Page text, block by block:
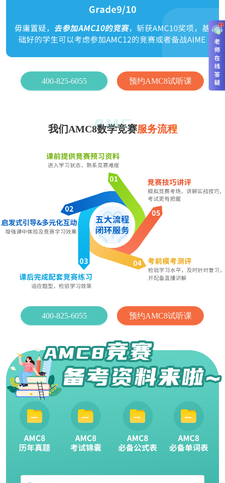
400-825-6055 预约AMC8试听课
我们AMC8数学竞赛服务流程
400-825-6055 预约AMC8试听课